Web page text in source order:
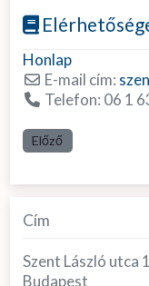
Honlap
E-mail cím:
Telefon: 06 1
Előző
Cím
Szent László utca
Budapest